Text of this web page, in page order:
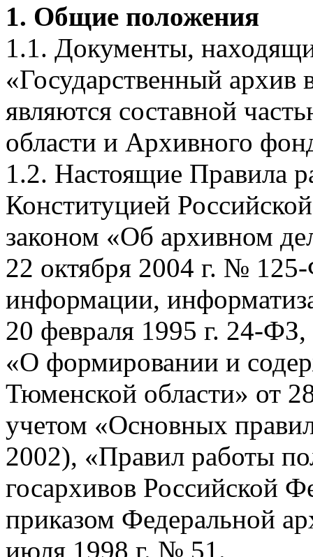
1. Общие положения
1.1. Документы,
«Государственный архив
являются составной
области и Архивного
1.2. Настоящие Правила
Конституцией
законом «Об архивном
22 октября 2004 г. №
информации,
20 февраля 1995 г. 24-
«О формировании и
Тюменской области» от
учетом «Основных
2002), «Правил работы
госархивов Российской
приказом Федеральной
июля 1998 г. № 51.